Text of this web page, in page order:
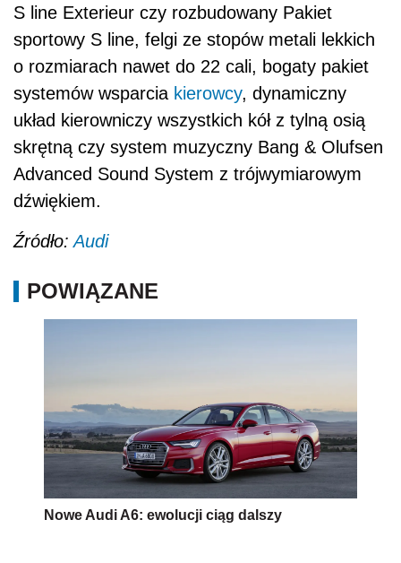
S line Exterieur czy rozbudowany Pakiet
sportowy S line, felgi ze stopów metali lekkich
o rozmiarach nawet do 22 cali, bogaty pakiet
systemów wsparcia kierowcy, dynamiczny
układ kierowniczy wszystkich kół z tylną osią
skrętną czy system muzyczny Bang & Olufsen
Advanced Sound System z trójwymiarowym
dźwiękiem.
Źródło:Audi
POWIĄZANE
Nowe Audi A6: ewolucji ciąg dalszy